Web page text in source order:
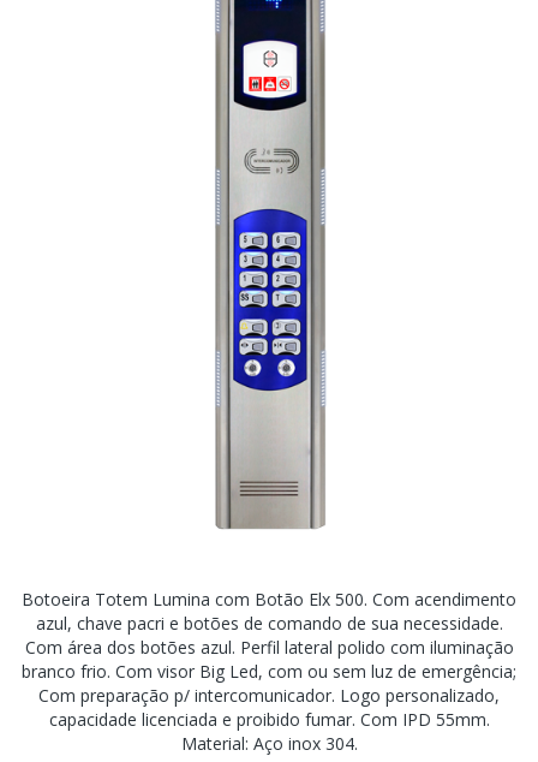
Botoeira Totem Lumina com Botão Elx 500. Com acendimento
azul, chave pacri e botões de comando de sua necessidade.
Com área dos botões azul. Perfil lateral polido com iluminação
branco frio. Com visor Big Led, com ou sem luz de emergência;
Com preparação p/ intercomunicador. Logo personalizado,
capacidade licenciada e proibido fumar. Com IPD 55mm.
Material: Aço inox 304.